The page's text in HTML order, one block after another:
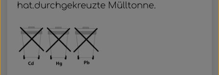
hat.durchgekreuzte Mülltonne.